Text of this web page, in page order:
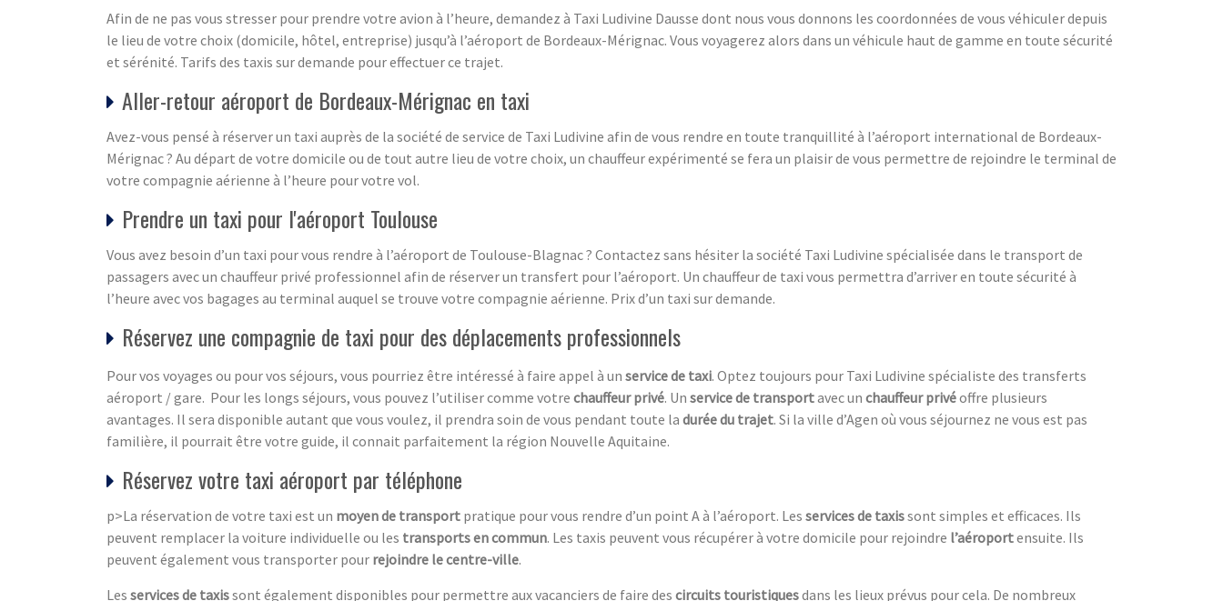
Afin de ne pas vous stresser pour prendre votre avion à l’heure, demandez à Taxi Ludivine Dausse dont nous vous donnons les coordonnées de vous véhiculer depuis
le lieu de votre choix (domicile, hôtel, entreprise) jusqu’à l’aéroport de Bordeaux-Mérignac. Vous voyagerez alors dans un véhicule haut de gamme en toute sécurité
et sérénité. Tarifs des taxis sur demande pour effectuer ce trajet.
Aller-retour aéroport de Bordeaux-Mérignac en taxi
Avez-vous pensé à réserver un taxi auprès de la société de service de Taxi Ludivine afin de vous rendre en toute tranquillité à l’aéroport international de Bordeaux-
Mérignac ? Au départ de votre domicile ou de tout autre lieu de votre choix, un chauffeur expérimenté se fera un plaisir de vous permettre de rejoindre le terminal de
votre compagnie aérienne à l’heure pour votre vol.
Prendre un taxi pour l'aéroport Toulouse
Vous avez besoin d’un taxi pour vous rendre à l’aéroport de Toulouse-Blagnac ? Contactez sans hésiter la société Taxi Ludivine spécialisée dans le transport de
passagers avec un chauffeur privé professionnel afin de réserver un transfert pour l’aéroport. Un chauffeur de taxi vous permettra d’arriver en toute sécurité à
l’heure avec vos bagages au terminal auquel se trouve votre compagnie aérienne. Prix d’un taxi sur demande.
Réservez une compagnie de taxi pour des déplacements professionnels
Pour vos voyages ou pour vos séjours, vous pourriez être intéressé à faire appel à un service de taxi. Optez toujours pour Taxi Ludivine spécialiste des transferts
aéroport / gare. Pour les longs séjours, vous pouvez l’utiliser comme votre chauffeur privé. Un service de transportavec un chauffeur privéoffre plusieurs
avantages. Il sera disponible autant que vous voulez, il prendra soin de vous pendant toute la durée du trajet. Si la ville d’Agen où vous séjournez ne vous est pas
familière, il pourrait être votre guide, il connait parfaitement la région Nouvelle Aquitaine.
Réservez votre taxi aéroport par téléphone
p>La réservation de votre taxi est un moyen de transport pratique pour vous rendre d’un point A à l’aéroport. Les services de taxissont simples et efficaces. Ils
peuvent remplacer la voiture individuelle ou les transports en commun. Les taxis peuvent vous récupérer à votre domicile pour rejoindre l’aéroportensuite. Ils
peuvent également vous transporter pour rejoindre le centre-ville.
Les services de taxissont également disponibles pour permettre aux vacanciers de faire des circuits touristiquesdans les lieux prévus pour cela. De nombreux